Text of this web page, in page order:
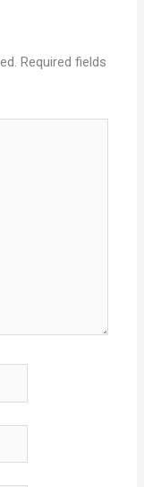
Required fields